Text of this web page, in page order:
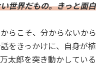
世界だもの。きっと面
らこそ、分からないか
をきっかけに、自身が
太郎を突き動かしている